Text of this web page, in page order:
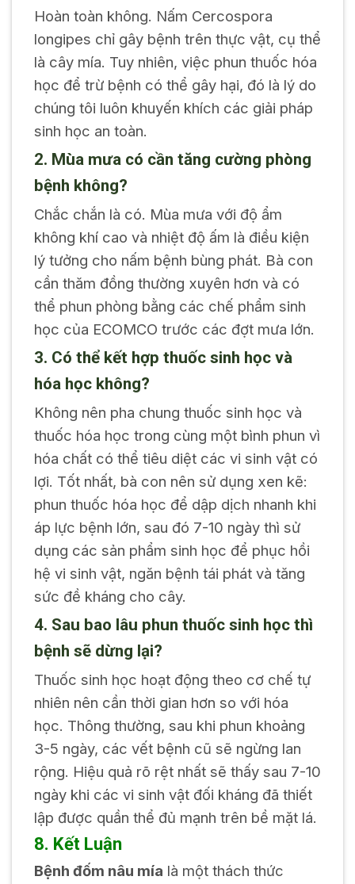
Hoàn toàn không. Nấm Cercospora
longipes chỉ gây bệnh trên thực vật, cụ thể
là cây mía. Tuy nhiên, việc phun thuốc hóa
học để trừ bệnh có thể gây hại, đó là lý do
chúng tôi luôn khuyến khích các giải pháp
sinh học an toàn.
2. Mùa mưa có cần tăng cường phòng
bệnh không?
Chắc chắn là có. Mùa mưa với độ ẩm
không khí cao và nhiệt độ ấm là điều kiện
lý tưởng cho nấm bệnh bùng phát. Bà con
cần thăm đồng thường xuyên hơn và có
thể phun phòng bằng các chế phẩm sinh
học của ECOMCO trước các đợt mưa lớn.
3. Có thể kết hợp thuốc sinh học và
hóa học không?
Không nên pha chung thuốc sinh học và
thuốc hóa học trong cùng một bình phun vì
hóa chất có thể tiêu diệt các vi sinh vật có
lợi. Tốt nhất, bà con nên sử dụng xen kẽ:
phun thuốc hóa học để dập dịch nhanh khi
áp lực bệnh lớn, sau đó 7-10 ngày thì sử
dụng các sản phẩm sinh học để phục hồi
hệ vi sinh vật, ngăn bệnh tái phát và tăng
sức đề kháng cho cây.
4. Sau bao lâu phun thuốc sinh học thì
bệnh sẽ dừng lại?
Thuốc sinh học hoạt động theo cơ chế tự
nhiên nên cần thời gian hơn so với hóa
học. Thông thường, sau khi phun khoảng
3-5 ngày, các vết bệnh cũ sẽ ngừng lan
rộng. Hiệu quả rõ rệt nhất sẽ thấy sau 7-10
ngày khi các vi sinh vật đối kháng đã thiết
lập được quần thể đủ mạnh trên bề mặt lá.
8. Kết Luận
Bệnh đốm nâu mía là một thách thức